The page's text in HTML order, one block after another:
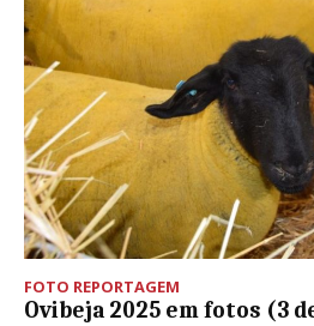
FOTO REPORTAGEM
Ovibeja 2025 em fotos (3